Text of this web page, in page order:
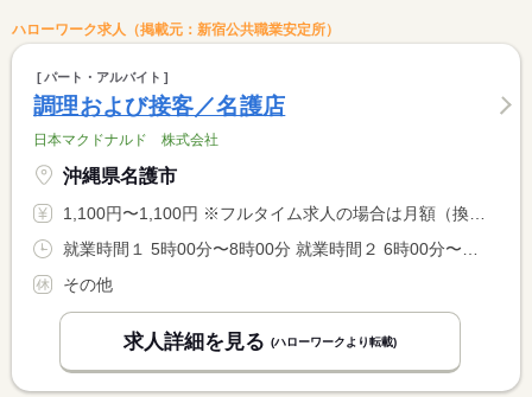
ハローワーク求人（掲載元：新宿公共職業安定所）
パート・アルバイト
調理および接客／名護店
日本マクドナルド 株式会社
沖縄県名護市
1,100円〜1,100円 ※フルタイム求人の場合は月額（換算額）、パート求人の場合は時間額を表示しています。
その他
求人詳細を見る (ハローワークより転載)